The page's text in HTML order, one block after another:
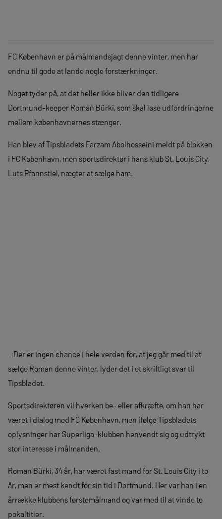
FC København er på målmandsjagt denne vinter, men har
endnu til gode at lande nogle forstærkninger.
Noget tyder på, at det heller ikke bliver den tidligere
Dortmund-keeper Roman Bürki, som skal løse udfordringerne
mellem københavnernes stænger.
Han blev af Tipsbladets Farzam Abolhosseini meldt på blokken
i FC København, men sportsdirektør i hans klub St. Louis City,
Luts Pfannstiel, nægter at sælge ham.
– Der er ingen chance i hele verden for, at jeg går med til at
sælge Roman denne vinter, lyder det i et skriftligt svar til
Tipsbladet.
Sportsdirektøren vil hverken be- eller afkræfte, om han har
været i dialog med FC København, men ifølge Tipsbladets
oplysninger har Superliga-klubben henvendt sig og udtrykt
stor interesse i målmanden.
Roman Bürki, 34 år, har været fast mand for St. Louis City i to
år, men er mest kendt for sin tid i Dortmund. Her var han i en
årrække klubbens førstemålmand og var med til at vinde to
pokaltitler.